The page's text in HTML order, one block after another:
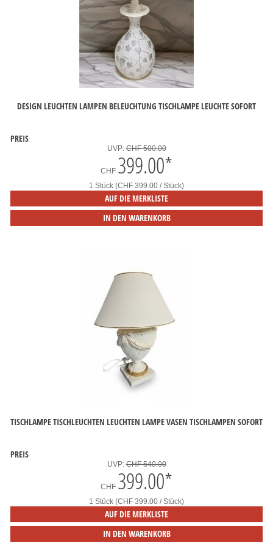
DESIGN LEUCHTEN LAMPEN BELEUCHTUNG TISCHLAMPE LEUCHTE SOFORT
PREIS
UVP:CHF 500.00
CHF 399.00*
1 Stück (CHF 399.00 / Stück)
AUF DIE MERKLISTE
IN DEN WARENKORB
TISCHLAMPE TISCHLEUCHTEN LEUCHTEN LAMPE VASEN TISCHLAMPEN SOFORT
PREIS
UVP:CHF 540.00
CHF 399.00*
1 Stück (CHF 399.00 / Stück)
AUF DIE MERKLISTE
IN DEN WARENKORB